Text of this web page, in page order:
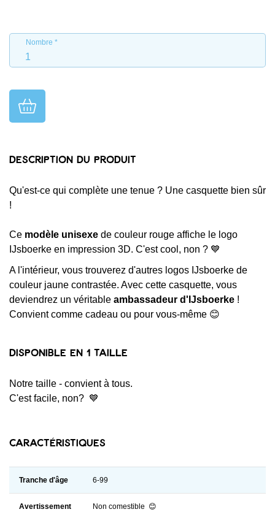
Nombre
Description du produit
Qu'est-ce qui complète une tenue ? Une casquette bien sûr
!
Ce modèle unisexe de couleur rouge affiche le logo
IJsboerke en impression 3D. C'est cool, non ? 💙
A l'intérieur, vous trouverez d'autres logos IJsboerke de
couleur jaune contrastée. Avec cette casquette, vous
deviendrez un véritable ambassadeur d'IJsboerke !
Convient comme cadeau ou pour vous-même 😊
Disponible en 1 taille
Notre taille - convient à tous.
C'est facile, non? 💙
Caractéristiques
Tranche d'âge 6-99
Avertissement Non comestible 😊